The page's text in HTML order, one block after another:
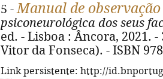
5 -Manual de
psiconeurológica dos seus
ed. - Lisboa : Âncora, 2021.
Vitor da Fonseca). - ISBN
Link persistente: http://